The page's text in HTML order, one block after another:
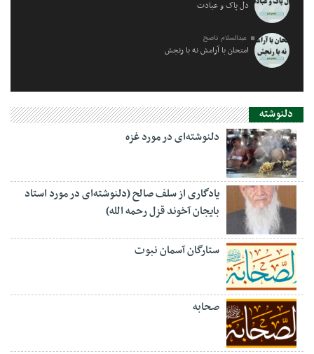
دل پاک و عبادت
عبدالسلام ناصح
امتحان با آرامش نه با رنجش
دلنوشته
دلنوشته‌ای در مورد غزه
یادگاری از سلف صالح (دلنوشته‌ای در مورد استاد
بایجان آخوند قزل رحمه الله)
ستارگان آسمان نبوت
صحابه